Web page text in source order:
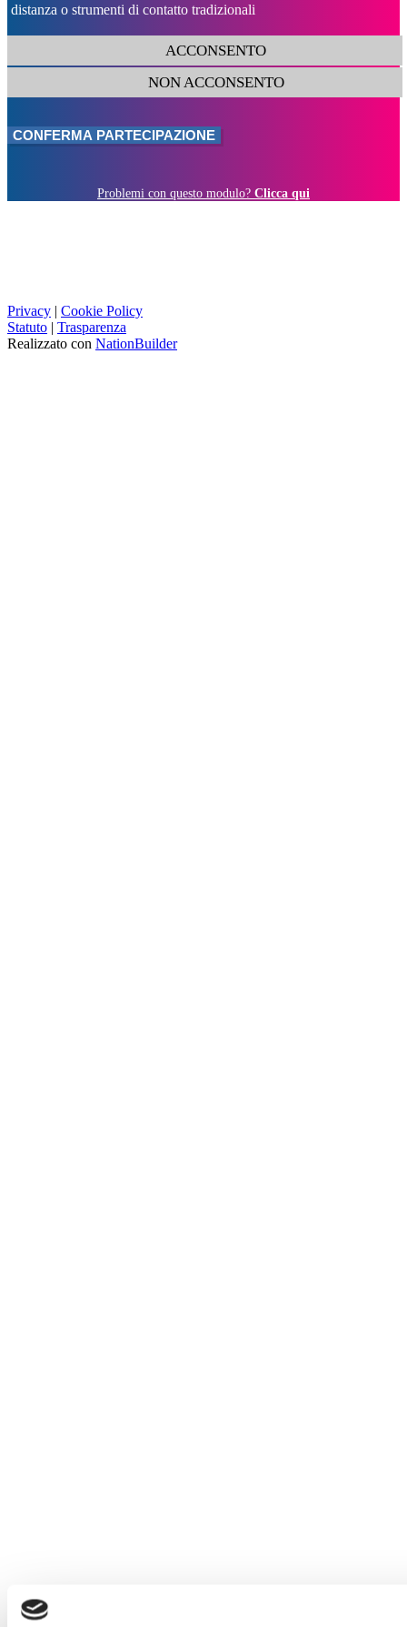
distanza o strumenti di contatto tradizionali
ACCONSENTO
NON ACCONSENTO
Problemi con questo modulo? Clicca qui
Privacy | Cookie Policy
Statuto | Trasparenza
Realizzato con NationBuilder